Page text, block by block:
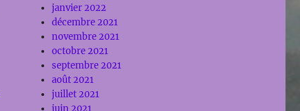
janvier 2022
décembre 2021
novembre 2021
octobre 2021
septembre 2021
août 2021
juillet 2021
juin 2021